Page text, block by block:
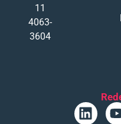
11
4063-
3604